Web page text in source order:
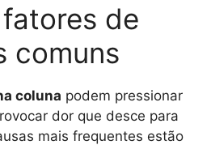
de
comuns
coluna podem pressionar
dor que desce para
mais frequentes estão